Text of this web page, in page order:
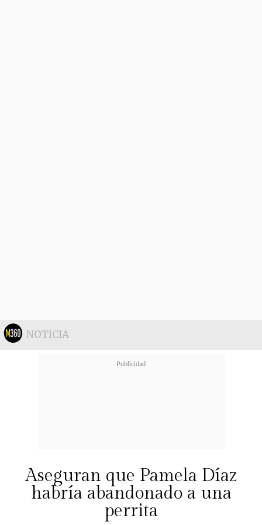
Son perritos comunitarios. Hay
unos que llevan 10 años. Sharon y
Betún son los más antiguos (...) Lo
NOTICIA
Aseguran que Pamela Díaz
habría abandonado a una
perrita